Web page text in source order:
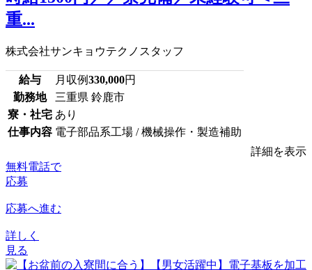
重...
株式会社サンキョウテクノスタッフ
給与 月収例330,000円
勤務地
三重県 鈴鹿市
寮・社宅 あり
仕事内容 電子部品系工場 / 機械操作・製造補助
詳細を表示
無料電話で
応募
応募へ進む
詳しく
見る